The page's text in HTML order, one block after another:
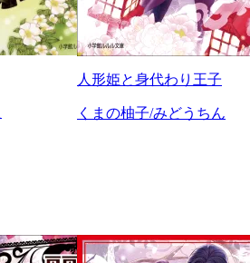
人形姫と身代わり王子
くまの柚子/みどうちん